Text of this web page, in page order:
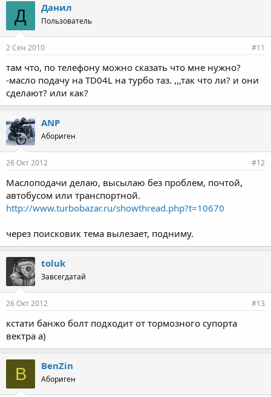
Д Данил
Пользователь
2 Сен 2010 #11
там что, по телефону можно сказать что мне нужно?
-масло подачу на TD04L на турбо таз. ,,,так что ли? и они
сделают? или как?
ANP
Абориген
26 Окт 2012 #12
Маслоподачи делаю, высылаю без проблем, почтой,
автобусом или транспортной.
http://www.turbobazar.ru/showthread.php?t=10670
через поисковик тема вылезает, подниму.
toluk
Завсегдатай
26 Окт 2012 #13
кстати банжо болт подходит от тормозного супорта
вектра а)
B BenZin
Абориген